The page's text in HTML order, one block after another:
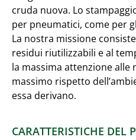
cruda nuova. Lo
per pneumatici, come per
La nostra missione
residui riutilizzabili e al
la massima attenzione alle
massimo rispetto
essa derivano.
CARATTERISTICHE DEL